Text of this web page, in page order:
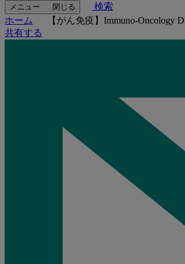
メニュー 閉じる
検索
ホーム
【がん免疫】Immuno-
共有する